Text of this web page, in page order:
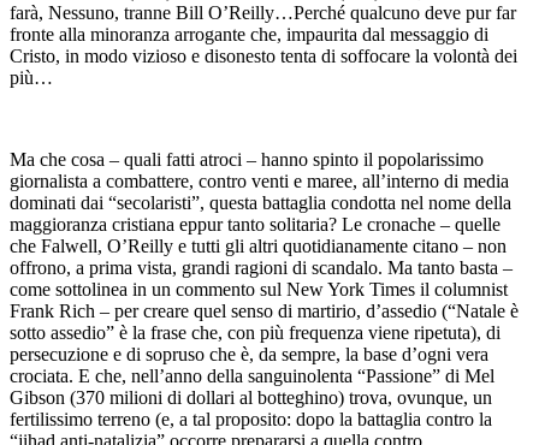
farà, Nessuno, tranne Bill O’Reilly…Perché qualcuno deve pur far
fronte alla minoranza arrogante che, impaurita dal messaggio di
Cristo, in modo vizioso e disonesto tenta di soffocare la volontà dei
più…
Ma che cosa – quali fatti atroci – hanno spinto il popolarissimo
giornalista a combattere, contro venti e maree, all’interno di media
dominati dai “secolaristi”, questa battaglia condotta nel nome della
maggioranza cristiana eppur tanto solitaria? Le cronache – quelle
che Falwell, O’Reilly e tutti gli altri quotidianamente citano – non
offrono, a prima vista, grandi ragioni di scandalo. Ma tanto basta –
come sottolinea in un commento sul New York Times il columnist
Frank Rich – per creare quel senso di martirio, d’assedio (“Natale è
sotto assedio” è la frase che, con più frequenza viene ripetuta), di
persecuzione e di sopruso che è, da sempre, la base d’ogni vera
crociata. E che, nell’anno della sanguinolenta “Passione” di Mel
Gibson (370 milioni di dollari al botteghino) trova, ovunque, un
fertilissimo terreno (e, a tal proposito: dopo la battaglia contro la